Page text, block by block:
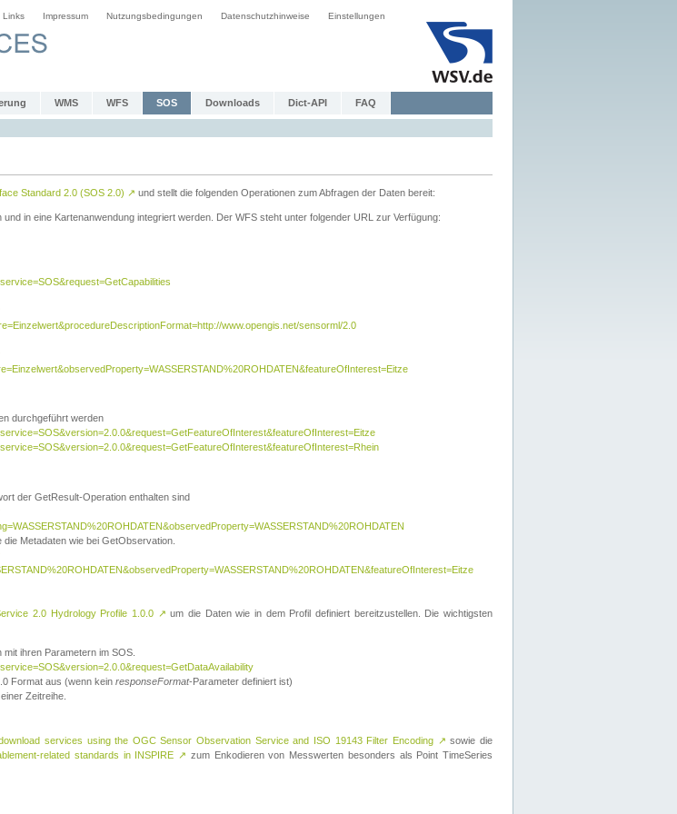
Links Impressum Nutzungsbedingungen Datenschutzhinweise Einstellungen
WMS WFS SOS Downloads Dict-API FAQ
Standard 2.0 (SOS 2.0) ↗ und stellt die folgenden Operationen zum Abfragen der Daten bereit:
in eine Kartenanwendung integriert werden. Der WFS steht unter folgender URL zur Verfügung:
www.opengis.net/sensorml/2.0
durchgeführt werden
der GetResult-Operation enthalten sind
Metadaten wie bei GetObservation.
2.0 Hydrology Profile 1.0.0 ↗ um die Daten wie in dem Profil definiert bereitzustellen. Die wichtigsten
ihren Parametern im SOS.
Format aus (wenn kein responseFormat-Parameter definiert ist)
Zeitreihe.
services using the OGC Sensor Observation Service and ISO 19143 Filter Encoding ↗ sowie die
related standards in INSPIRE ↗ zum Enkodieren von Messwerten besonders als Point TimeSeries